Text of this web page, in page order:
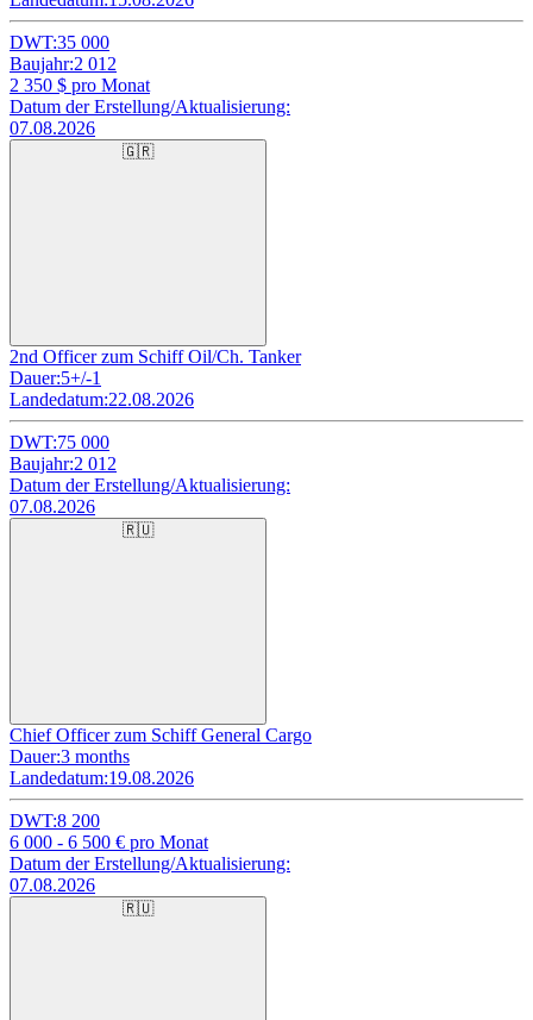
DWT:35 000
Baujahr:2 012
2 350 $ pro Monat
Datum der Erstellung/Aktualisierung:
07.08.2026
🇬🇷
2nd Officer zum Schiff Oil/Ch. Tanker
Dauer:5+/-1
Landedatum:22.08.2026
DWT:75 000
Baujahr:2 012
Datum der Erstellung/Aktualisierung:
07.08.2026
🇷🇺
Chief Officer zum Schiff General Cargo
Dauer:3 months
Landedatum:19.08.2026
DWT:8 200
6 000 - 6 500 € pro Monat
Datum der Erstellung/Aktualisierung:
07.08.2026
🇷🇺